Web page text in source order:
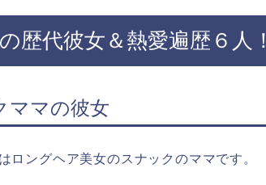
歴代彼女＆熱愛遍歴６人！
マの彼女
ロングヘア美女のスナックのママです。